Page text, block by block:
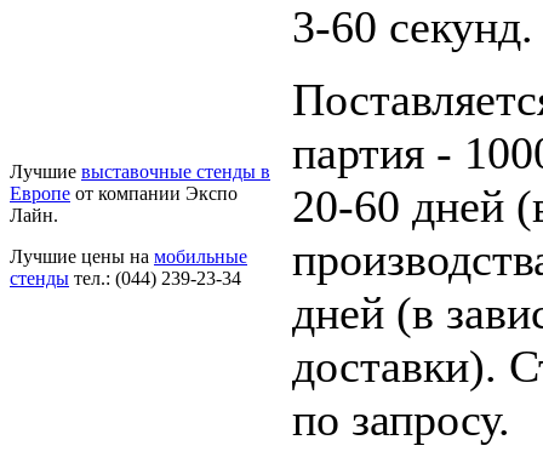
Лучшие выставочные стенды в
Европе от компании Экспо
Лайн.
Лучшие цены на мобильные
стенды тел.: (044) 239-23-34
3-60 секунд.
партия -
20-60 дней
дней (в
доставки).
по запросу.